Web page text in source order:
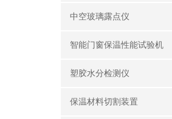
中空玻璃露点仪
智能门窗保温性能试验机
塑胶水分检测仪
保温材料切割装置